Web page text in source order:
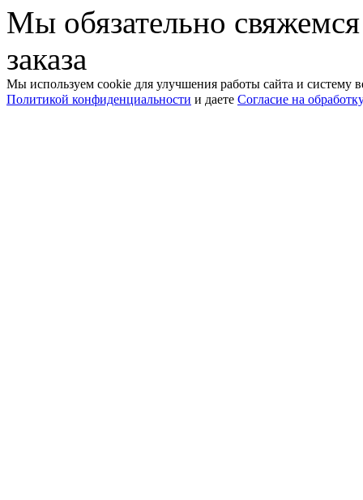
Мы обязательно
заказа
Мы используем cookie для улучшения работы сайта и систему
Политикой конфиденциальности и даете Согласие на